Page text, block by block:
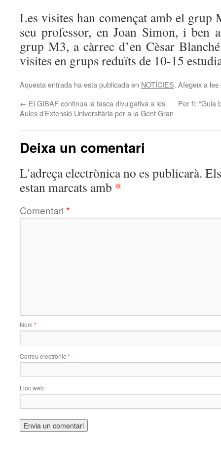
Les visites han començat amb el grup
seu professor, en Joan Simon, i ben
grup M3, a càrrec d’en Cèsar
visites en grups reduïts de 10-15
Aquesta entrada ha esta publicada en NOTÍCIES. Afegeix a
← El GIBAF continua la tasca divulgativa a les
Aules d’Extensió Universitària per a la Gent Gran
Per fi: “Guia
Deixa un comentari
L'adreça electrònica no es publicarà.
estan marcats amb *
Comentari *
Nom *
Correu electrònic*
Lloc web